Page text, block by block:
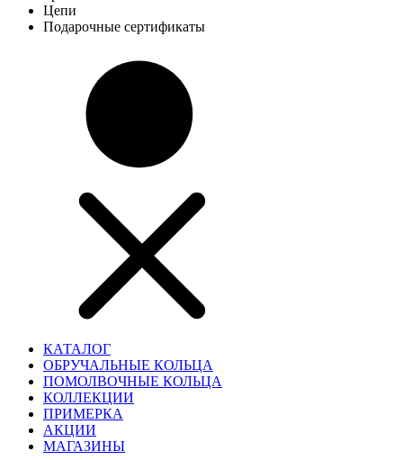
Цепи
Подарочные сертификаты
КАТАЛОГ
ОБРУЧАЛЬНЫЕ КОЛЬЦА
ПОМОЛВОЧНЫЕ КОЛЬЦА
КОЛЛЕКЦИИ
ПРИМЕРКА
АКЦИИ
МАГАЗИНЫ